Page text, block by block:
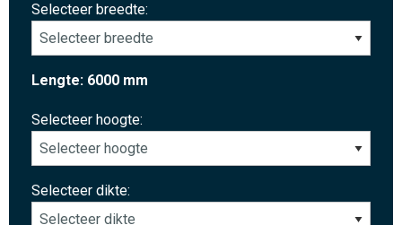
Selecteer breedte:
Lengte: 6000 mm
Selecteer hoogte:
Selecteer dikte: